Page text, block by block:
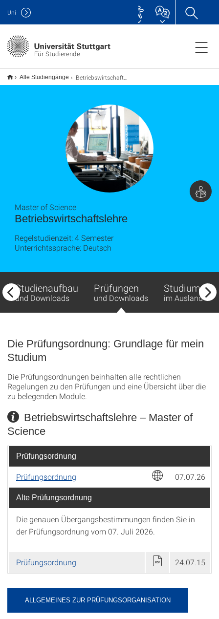
Für Studierende
Uni
Alle Studiengänge Betriebswirtschaftslehre M.Sc.
Betriebswirtschaftslehre
Master of Science
Regelstudienzeit: 4 Semester
Unterrichtssprache: Deutsch
Studienaufbau
und Downloads
Prüfungen
und Downloads
Studium
im Ausland
Die Prüfungsordnung: Grundlage für mein
Studium
Die Prüfungsordnungen beinhalten alle rechtlichen
Regelungen zu den Prüfungen und eine Übersicht über die
zu belegenden Module.
Betriebswirtschaftslehre – Master of
Science
Prüfungsordnung
Prüfungsordnung 07.07.26
Alte Prüfungsordnung
Die genauen Übergangsbestimmungen finden Sie in
der Prüfungsordnung vom 07. Juli 2026.
Prüfungsordnung 24.07.15
ALLGEMEINES ZUR PRÜFUNGSORGANISATION